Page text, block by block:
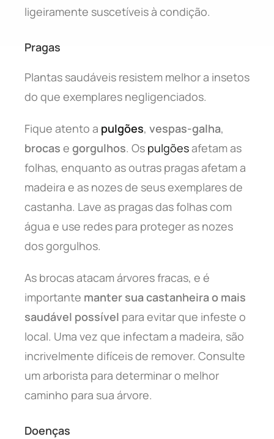
ligeiramente suscetíveis à condição.
Pragas
Plantas saudáveis resistem melhor a insetos
do que exemplares negligenciados.
Fique atento a pulgões, vespas-galha,
brocas e gorgulhos. Os pulgõesafetam as
folhas, enquanto as outras pragas afetam a
madeira e as nozes de seus exemplares de
castanha. Lave as pragas das folhas com
água e use redes para proteger as nozes
dos gorgulhos.
As brocas atacam árvores fracas, e é
importante manter sua castanheira o mais
saudável possível para evitar que infeste o
local. Uma vez que infectam a madeira, são
incrivelmente difíceis de remover. Consulte
um arborista para determinar o melhor
caminho para sua árvore.
Doenças